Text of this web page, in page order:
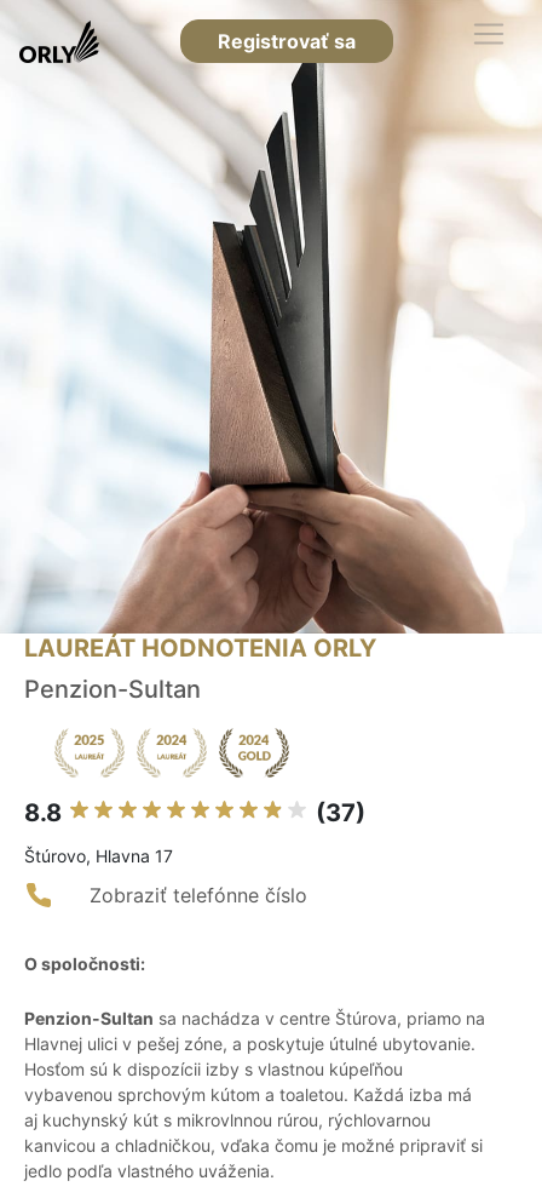
Registrovať sa
LAUREÁT HODNOTENIA ORLY
Penzion-Sultan
8.8 (37)
Štúrovo, Hlavna 17
Zobraziť telefónne číslo
O spoločnosti:
Penzion-Sultan sa nachádza v centre Štúrova, priamo na
Hlavnej ulici v pešej zóne, a poskytuje útulné ubytovanie.
Hosťom sú k dispozícii izby s vlastnou kúpeľňou
vybavenou sprchovým kútom a toaletou. Každá izba má
aj kuchynský kút s mikrovlnnou rúrou, rýchlovarnou
kanvicou a chladničkou, vďaka čomu je možné pripraviť si
jedlo podľa vlastného uváženia.